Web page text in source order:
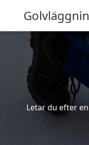
Letar du efter